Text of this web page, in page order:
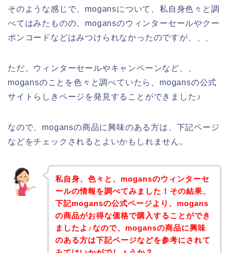
そのような感じで、mogansについて、私自身色々と調
べてはみたものの、mogansのウィンターセールやクー
ポンコードなどはみつけられなかったのですが、、、
ただ、ウィンターセールやキャンペーンなど、、
mogansのことを色々と調べていたら、mogansの公式
サイトらしきページを発見することができました♪
なので、mogansの商品に興味のある方は、下記ページ
などをチェックされるとよいかもしれません。
私自身、色々と、mogansのウィンターセ
ールの情報を調べてみました！その結果、
下記mogansの公式ページより、mogans
の商品がお得な価格で購入することができ
ましたよ♪なので、mogansの商品に興味
のある方は下記ページなどを参考にされて